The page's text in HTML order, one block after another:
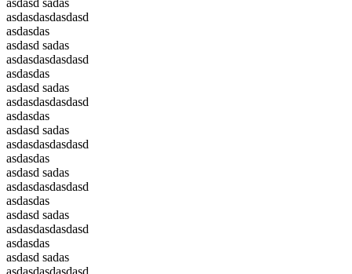
asdasd sadas
asdasdasdasdasd
asdasdas
asdasd sadas
asdasdasdasdasd
asdasdas
asdasd sadas
asdasdasdasdasd
asdasdas
asdasd sadas
asdasdasdasdasd
asdasdas
asdasd sadas
asdasdasdasdasd
asdasdas
asdasd sadas
asdasdasdasdasd
asdasdas
asdasd sadas
asdasdasdasdasd